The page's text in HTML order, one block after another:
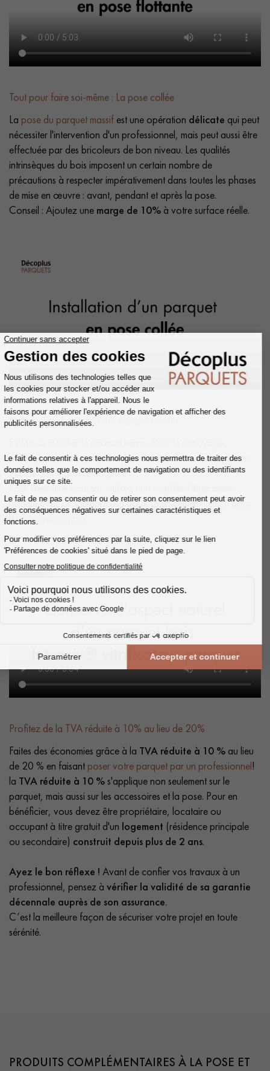
Tout pour faire soi-même : La pose collée
La pose du parquet massif est une opération délicate qui peut
nécessiter l'intervention d'un professionnel, mais peut aussi être
effectuée par des bricoleurs de bon niveau. Les qualités
intrinsèques du bois imposent un certain nombre de
précautions à respecter impérativement dans toutes les phases
de mise en œuvre : avant, pendant et après la pose.
Conseil : Ajoutez une marge de 10% à votre surface réelle.
Nettoyage et entretien des parquets vernis
privilégiez un nettoyage à sec avec un balai ou un aspirateur
équipé d’une brosse adaptée.
Pour l'entretien courant, utilisez une serpillière légèrement
humide avec un shampooing doux spécialement conçu pour
les parquets vitrifiés.
Profitez de la TVA réduite à 10% au lieu de 20%
Faites des économies grâce à la TVA réduite à 10 % au lieu
de 20 % en faisant poser votre parquet par un professionnel!
la TVA réduite à 10 %s'applique non seulement sur le
parquet, mais aussi sur les accessoires et la pose. Pour en
bénéficier, vous devez être propriétaire, locataire ou
occupant à titre gratuit d'un logement (résidence principale
ou secondaire) construit depuis plus de 2 ans.
Ayez le bon réflexe ! Avant de confier vos travaux à un
professionnel, pensez à vérifier la validité de sa garantie
décennale auprès de son assurance.
C’est la meilleure façon de sécuriser votre projet en toute
sérénité.
PRODUITS COMPLÉMENTAIRES À LA POSE ET